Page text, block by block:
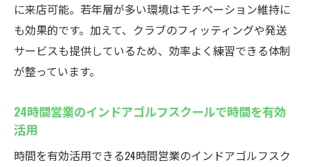
に来店可能。若年層が多い環境はモチベーション維持に
も効果的です。加えて、クラブのフィッティングや発送
サービスも提供しているため、効率よく練習できる体制
が整っています。
24時間営業のインドアゴルフスクールで時間を有効
活用
時間を有効活用できる24時間営業のインドアゴルフスク